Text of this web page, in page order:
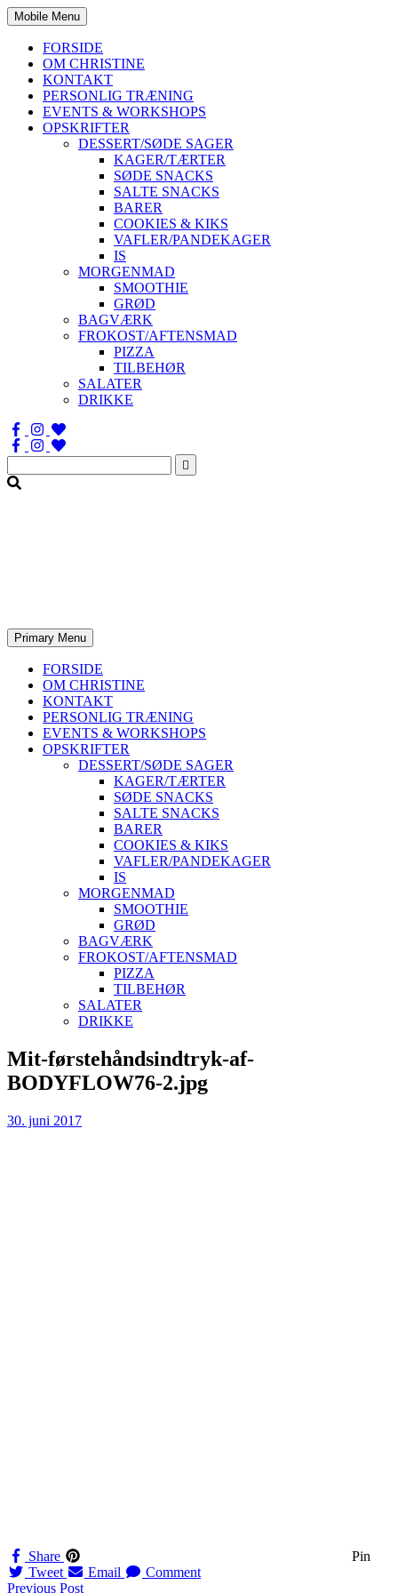
Mobile Menu
FORSIDE
OM CHRISTINE
KONTAKT
PERSONLIG TRÆNING
EVENTS & WORKSHOPS
OPSKRIFTER
DESSERT/SØDE SAGER
KAGER/TÆRTER
SØDE SNACKS
SALTE SNACKS
BARER
COOKIES & KIKS
VAFLER/PANDEKAGER
IS
MORGENMAD
SMOOTHIE
GRØD
BAGVÆRK
FROKOST/AFTENSMAD
PIZZA
TILBEHØR
SALATER
DRIKKE
Søg
efter:
Primary Menu
FORSIDE
OM CHRISTINE
KONTAKT
PERSONLIG TRÆNING
EVENTS & WORKSHOPS
OPSKRIFTER
DESSERT/SØDE SAGER
KAGER/TÆRTER
SØDE SNACKS
SALTE SNACKS
BARER
COOKIES & KIKS
VAFLER/PANDEKAGER
IS
MORGENMAD
SMOOTHIE
GRØD
BAGVÆRK
FROKOST/AFTENSMAD
PIZZA
TILBEHØR
SALATER
DRIKKE
Skip
to
content
Mit-førstehåndsindtryk-af-
BODYFLOW76-2.jpg
30. juni 2017
Share
Pin
Tweet
Email Comment
Previous Post